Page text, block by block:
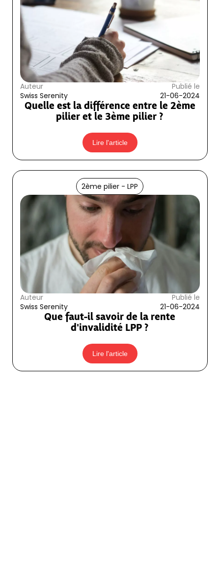
Auteur
Swiss Serenity
Publié le
21-06-2024
Quelle est la différence entre le 2ème
pilier et le 3ème pilier ?
Lire l'article
2ème pilier - LPP
Auteur
Swiss Serenity
Publié le
21-06-2024
Que faut-il savoir de la rente
d'invalidité LPP ?
Lire l'article